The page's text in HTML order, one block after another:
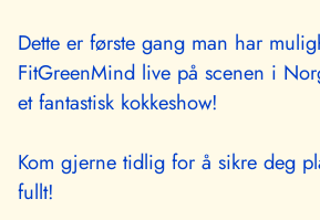
Dette er første gang man har
FitGreenMind live på scenen i
et fantastisk kokkeshow!
Kom gjerne tidlig for å sikre deg
fullt!